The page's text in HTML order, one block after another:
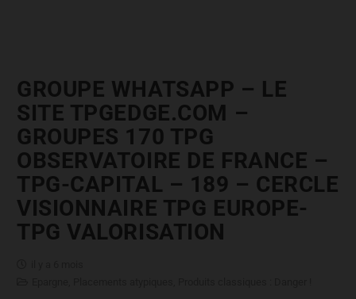
GROUPE WHATSAPP – LE
SITE TPGEDGE.COM –
GROUPES 170 TPG
OBSERVATOIRE DE FRANCE –
TPG-CAPITAL – 189 – CERCLE
VISIONNAIRE TPG EUROPE-
TPG VALORISATION